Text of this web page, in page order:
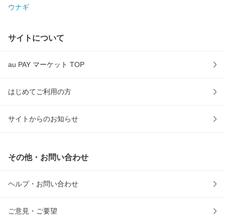
ウナギ
サイトについて
au PAY マーケット TOP
はじめてご利用の方
サイトからのお知らせ
その他・お問い合わせ
ヘルプ・お問い合わせ
ご意見・ご要望